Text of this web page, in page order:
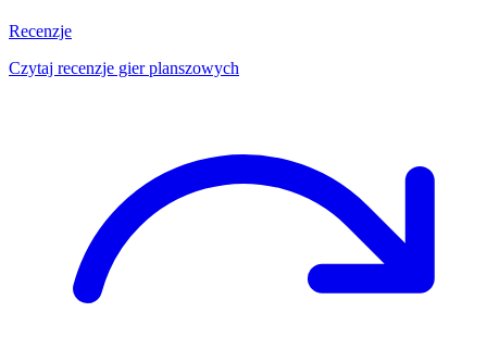
Recenzje
Czytaj recenzje gier planszowych